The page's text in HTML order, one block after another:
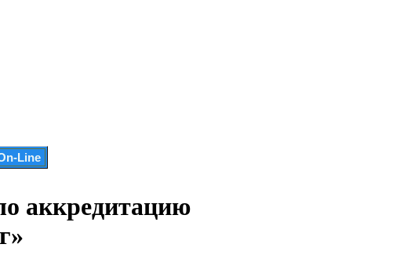
Line
аккредитацию